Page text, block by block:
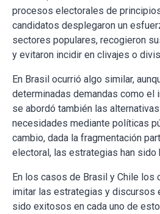
procesos electorales de
candidatos desplegaron un
sectores populares, recogieron
y evitaron incidir en clivajes o
En Brasil ocurrió algo similar,
determinadas demandas como el
se abordó también las
necesidades mediante políticas
cambio, dada la fragmentación
electoral, las estrategias han sido
En los casos de Brasil y Chile los
imitar las estrategias y discursos
sido exitosos en cada uno de